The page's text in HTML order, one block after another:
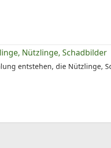
Nützlinge, Schadbilder
entstehen, die Nützlinge,